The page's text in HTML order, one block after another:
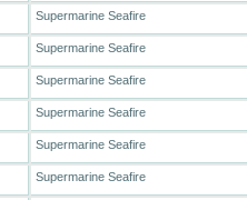
Supermarine Seafire
Supermarine Seafire
Supermarine Seafire
Supermarine Seafire
Supermarine Seafire
Supermarine Seafire